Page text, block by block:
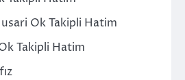
Ok Takipli Hatim
Takipli Hatim